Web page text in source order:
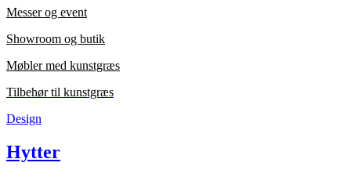
Messer og event
Showroom og butik
Møbler med kunstgræs
Tilbehør til kunstgræs
Design
Hytter